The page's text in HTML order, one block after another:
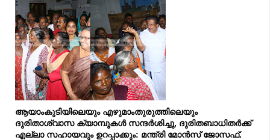
ആയാംകുടിയിലെയും എഴുമാംതുരുത്തിലെയും
ദുരിതാശ്വാസ ക്യാമ്പുകൾ സന്ദർശിച്ചു, ദുരിതബാധിതർക്ക്
എല്ലാ സഹായവും ഉറപ്പാക്കും: മന്ത്രി മോൻസ് ജോസഫ്.